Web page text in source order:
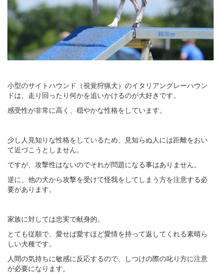
小型のサイトハウンド（視覚狩猟犬）のイタリアングレーハウン
ドは、走り回ったり何かを追いかけるのが大好きです。
感受性が非常に高く、穏やかな性格をしています。
少し人見知りな性格をしているため、見知らぬ人には距離をおい
て近づこうとしません。
ですが、攻撃性はないのでそれが問題になる事はありません。
逆に、他の犬から攻撃を受けて怪我をしてしまう方を注意する必
要があります。
家族に対しては忠実で献身的。
とても従順で、愛せば愛すほど愛情を持って返してくれる素晴ら
しい犬種です。
人間の気持ちに敏感に反応するので、しつけの際の叱り方に注意
が必要になります。